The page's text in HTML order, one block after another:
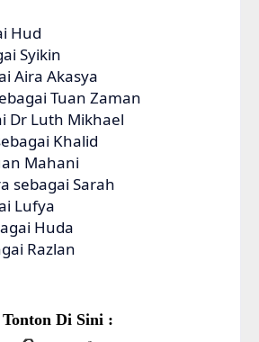
Hud
Syikin
Aira Akasya
Tuan Zaman
Dr Luth Mikhael
Khalid
Mahani
sebagai Sarah
Lufya
Huda
Razlan
Tonton Di Sini :